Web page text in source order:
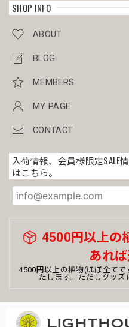
SHOP INFO
ABOUT
BLOG
MEMBERS
MY PAGE
CONTACT
入荷情報、会員様限定SALE
はこちら。
4500円以上の
あれ
4500円以上の植物(ほぼ全て
たします。ただしグッズ